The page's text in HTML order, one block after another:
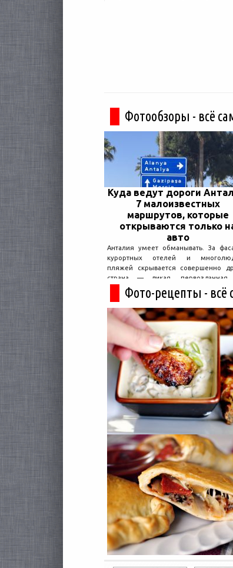
Фотообзоры - всё
Куда ведут дороги
7 малоизвестных
маршрутов, которые
открываются только
авто
Анталия умеет обманывать. За
курортных отелей и
пляжей скрывается совершенно
страна — дикая, первозданная,
древние руины дремлют в тени
горные дороги ведут к местам, о
не расскажет ни один автобусный
Фото-рецепты - всё